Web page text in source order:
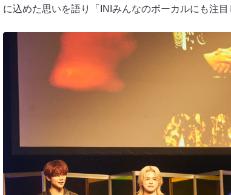
に込めた思いを語り「INIみんなのボーカルにも注目